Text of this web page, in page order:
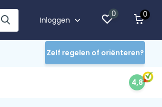
Inloggen
0 0
Zelf regelen of oriënteren?
4,8